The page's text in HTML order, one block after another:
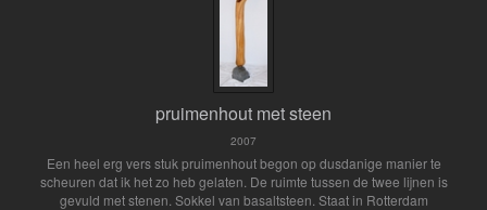
pruimenhout met steen
2007
Een heel erg vers stuk pruimenhout begon op dusdanige manier te
scheuren dat ik het zo heb gelaten. De ruimte tussen de twee lijnen is
gevuld met stenen. Sokkel van basaltsteen. Staat in Rotterdam